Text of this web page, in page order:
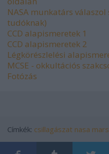
NASA munkatárs
tudóknak)
CCD alapismeretek 1
CCD alapismeretek 2
Légkörészlelési
MCSE - okkultációs
Fotózás
Címkék: csillagászat nasa mars